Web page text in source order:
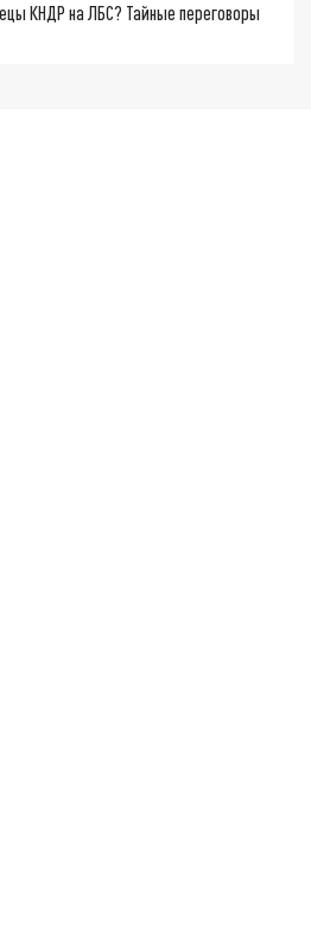
КНДР на ЛБС? Тайные переговоры